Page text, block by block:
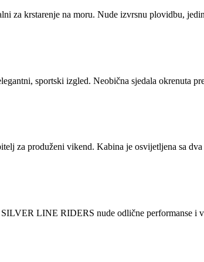
za krstarenje na moru. Nude izvrsnu plovidbu,
sportski izgled. Neobična sjedala okrenuta
za produženi vikend. Kabina je osvijetljena sa dva
SILVER LINE RIDERS nude odlične performanse